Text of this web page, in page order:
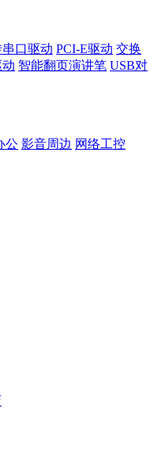
口驱动 PCI-E驱动 交换
智能翻页演讲笔 USB对
公 影音周边 网络工控